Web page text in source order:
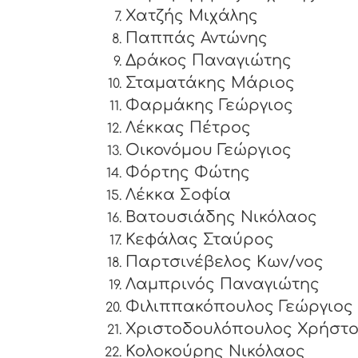
Χατζής Μιχάλης
Παππάς Αντώνης
Δράκος Παναγιώτης
Σταματάκης Μάριος
Φαρμάκης Γεώργιος
Λέκκας Πέτρος
Οικονόμου Γεώργιος
Φόρτης Φώτης
Λέκκα Σοφία
Βατουσιάδης Νικόλαος
Κεφάλας Σταύρος
Παρτσινέβελος Κων/νος
Λαμπρινός Παναγιώτης
Φιλιππακόπουλος Γεώργιος
Χριστοδουλόπουλος
Κολοκούρης Νικόλαος